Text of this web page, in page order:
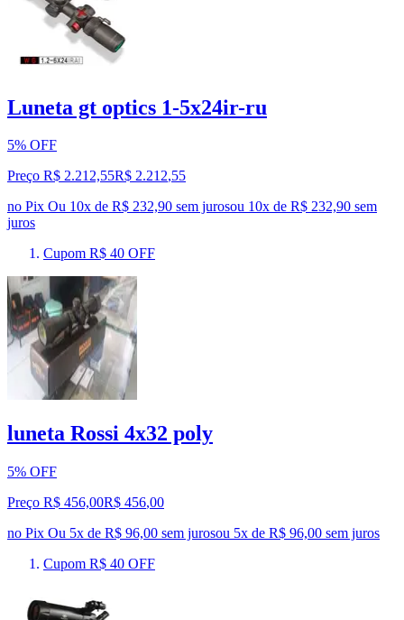
Luneta gt optics 1-5x24ir-ru
5% OFF
Preço R$ 2.212,55R$ 2.212,55
no Pix Ou 10x de R$ 232,90 sem jurosou 10x de R$ 232,90 sem
juros
Cupom R$ 40 OFF
luneta Rossi 4x32 poly
5% OFF
Preço R$ 456,00R$ 456,00
no Pix Ou 5x de R$ 96,00 sem jurosou 5x de R$ 96,00 sem juros
Cupom R$ 40 OFF